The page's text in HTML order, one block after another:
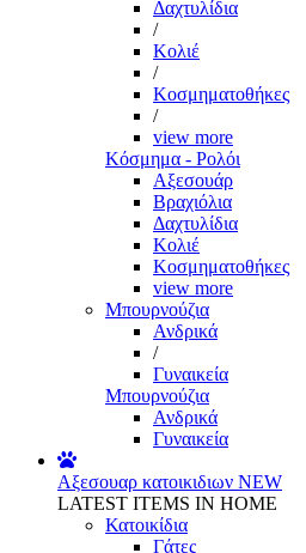
Δαχτυλίδια
/
Κολιέ
/
Κοσμηματοθήκες
/
view more
Κόσμημα - Ρολόι
Αξεσουάρ
Βραχιόλια
Δαχτυλίδια
Κολιέ
Κοσμηματοθήκες
view more
Μπουρνούζια
Ανδρικά
/
Γυναικεία
Μπουρνούζια
Ανδρικά
Γυναικεία
Αξεσουαρ κατοικιδιων NEW
LATEST ITEMS IN HOME
Κατοικίδια
Γάτες